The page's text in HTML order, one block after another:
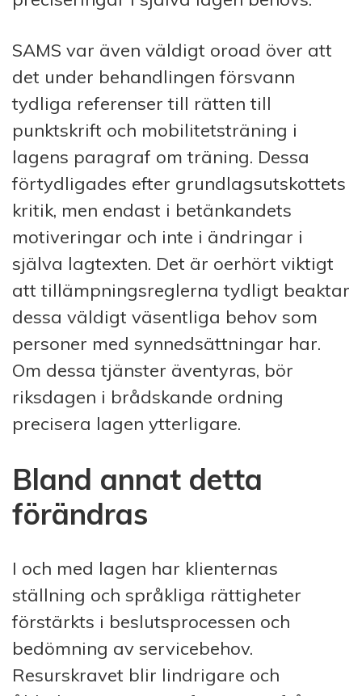
SAMS var även väldigt oroad över att
det under behandlingen försvann
tydliga referenser till rätten till
punktskrift och mobilitetsträning i
lagens paragraf om träning. Dessa
förtydligades efter grundlagsutskottets
kritik, men endast i betänkandets
motiveringar och inte i ändringar i
själva lagtexten. Det är oerhört viktigt
att tillämpningsreglerna tydligt beaktar
dessa väldigt väsentliga behov som
personer med synnedsättningar har.
Om dessa tjänster äventyras, bör
riksdagen i brådskande ordning
precisera lagen ytterligare.
Bland annat detta
förändras
I och med lagen har klienternas
ställning och språkliga rättigheter
förstärkts i beslutsprocessen och
bedömning av servicebehov.
Resurskravet blir lindrigare och